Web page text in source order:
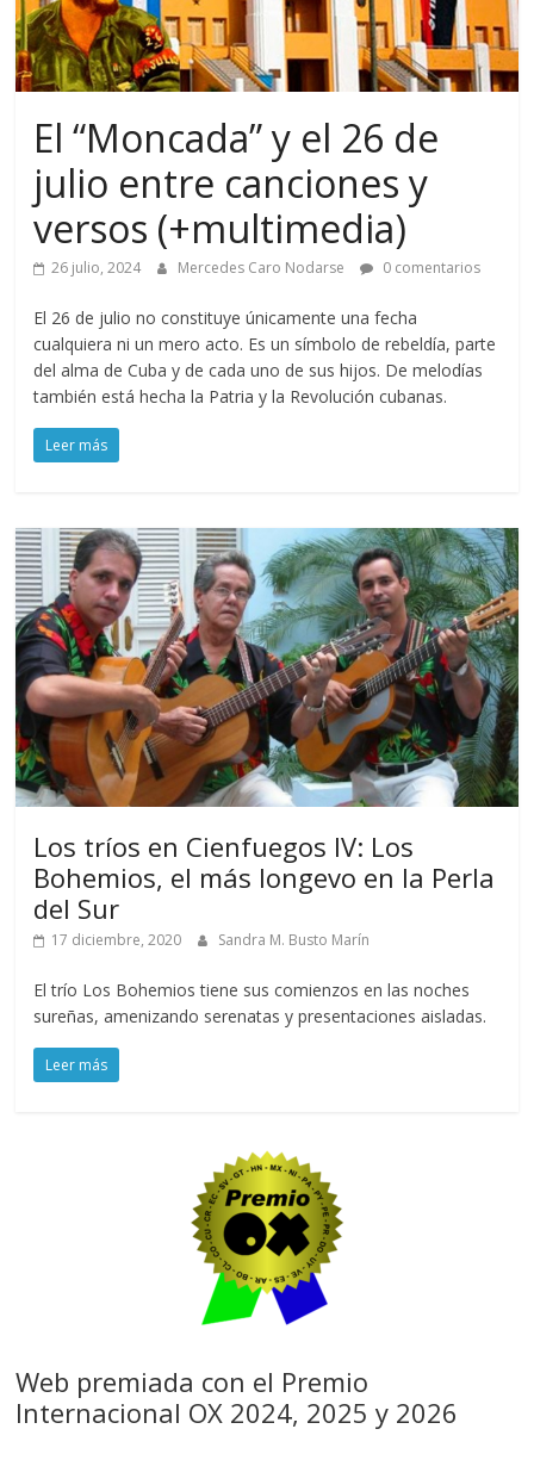
El “Moncada” y el 26 de
julio entre canciones y
versos (+multimedia)
26 julio, 2024 Mercedes Caro Nodarse 0 comentarios
El 26 de julio no constituye únicamente una fecha
cualquiera ni un mero acto. Es un símbolo de rebeldía, parte
del alma de Cuba y de cada uno de sus hijos. De melodías
también está hecha la Patria y la Revolución cubanas.
Leer más
Los tríos en Cienfuegos lV: Los
Bohemios, el más longevo en la Perla
del Sur
17 diciembre, 2020 Sandra M. Busto Marín
El trío Los Bohemios tiene sus comienzos en las noches
sureñas, amenizando serenatas y presentaciones aisladas.
Leer más
Web premiada con el Premio
Internacional OX 2024, 2025 y 2026